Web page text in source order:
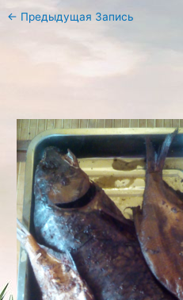
← Предыдущая Запись